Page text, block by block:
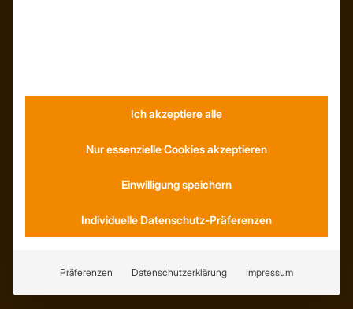
Anfahrt
Youtube
Ich akzeptiere alle
Nur essenzielle Cookies akzeptieren
Einwilligung speichern
Individuelle Datenschutz-Präferenzen
Präferenzen Datenschutzerklärung Impressum